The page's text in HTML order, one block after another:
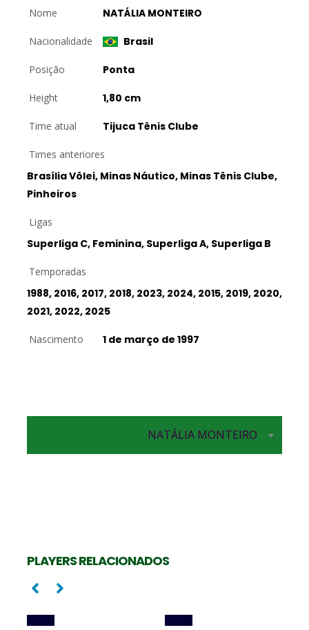
Nome NATÁLIA MONTEIRO
Nacionalidade Brasil
Posição Ponta
Height 1,80 cm
Time atual Tijuca Tênis Clube
Times anteriores
Brasília Vôlei, Minas Náutico, Minas Tênis Clube,
Pinheiros
Ligas
Superliga C, Feminina, Superliga A, Superliga B
Temporadas
1988, 2016, 2017, 2018, 2023, 2024, 2015, 2019, 2020,
2021, 2022, 2025
Nascimento 1 de março de 1997
NATÁLIA MONTEIRO
PLAYERS RELACIONADOS
CAMILA MALUF
Oposta Ponta